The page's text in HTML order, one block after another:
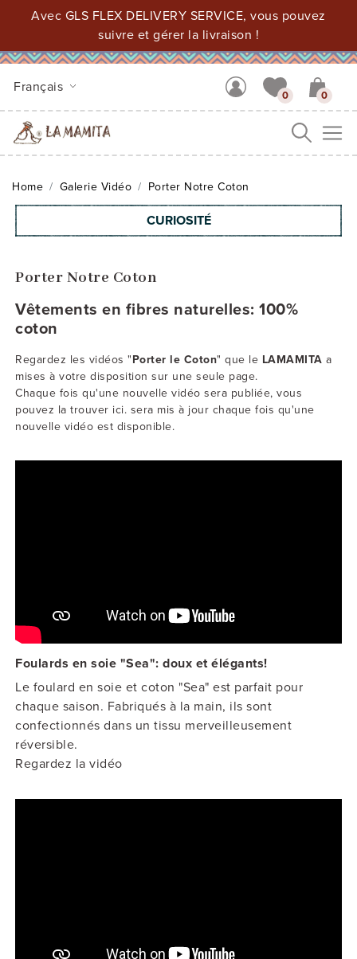
Avec GLS FLEX DELIVERY SERVICE, vous pouvez
suivre et gérer la livraison !
Français
0 0
Home Galerie Vidéo Porter Notre Coton
CURIOSITÉ
Porter Notre Coton
Vêtements en fibres naturelles: 100%
coton
Regardez les vidéos "Porter le Coton" que le LAMAMITA a
mises à votre disposition sur une seule page.
Chaque fois qu'une nouvelle vidéo sera publiée, vous
pouvez la trouver ici. sera mis à jour chaque fois qu'une
nouvelle vidéo est disponible.
Foulards en soie "Sea": doux et élégants!
Le foulard en soie et coton "Sea" est parfait pour
chaque saison. Fabriqués à la main, ils sont
confectionnés dans un tissu merveilleusement
réversible.
Regardez la vidéo